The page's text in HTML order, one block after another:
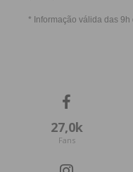
27,0k
Fans